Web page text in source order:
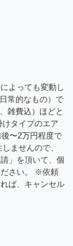
よっても変動し
常的なもの）で
雑費込）ほどと
タイプのエア
〜2万円程度で
ませんので、
」を頂いて、個
ださい。 ※依頼
ば、キャンセル